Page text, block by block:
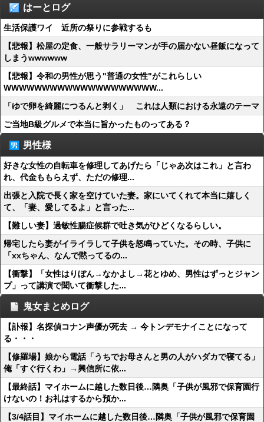
はーとログ
生活保護ワイ 近所の祭りに参戦するも
【悲報】松屋の定食、一般サラリーマンが手の届かない昼飯になって
しまうwwwwww
【悲報】令和の男性が思う"普通の女性"がこれらしい
WWWWWWWWWWWWWWWWWWWW...
「ゆで卵を綺麗につるんと剥く」 これは人類における永遠のテーマ
ご当地B級グルメで本当に旨かったものってある？
男性様
好きな女性の自転車を修理してあげたら「じゃあ次はこれ」と言わ
れ、代金ももらえず、ただの修理...
出張と入院で長く家を空けていた妻。家にいてくれて本当に嬉しく
て、「妻、愛してるよ」と言った...
【難しい妻】過敏性腸症候群で吐き気がひどくなるらしい。
帰宅したら妻がイライラして子供を怒鳴っていた。その時、子供に
「xxちゃん、なんで黙ってるの...
【衝撃】「女性はりぼん→なかよし→花とゆめ、男性はずっとジャン
プ」って講演で聞いて衝撃した...
鬼女まとめログ
【訃報】名探偵コナン声優が死去 → 今トンデモナイことになって
る・・・
【修羅場】娘から電話「うちでお母さんと男の人がハダカで寝てる」
俺「すぐ行くわ」→興信所に依...
【最終話】マイホームに越した数日後…隣奥「子供が風邪で保育園行
けないの！お礼はするから預か...
【3/4話目】マイホームに越した数日後…隣奥「子供が風邪で保育園